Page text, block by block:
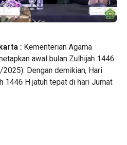
: Kementerian Agama
awal bulan Zulhijah 1446
Dengan demikian, Hari
1446 H jatuh tepat di hari Jumat